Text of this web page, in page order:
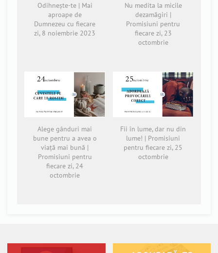
Odihnește-te | Mai
aproape de
Dumnezeu cu fiecare
zi, 8 noiembrie 2023
Nu medita la micile
dezamăgiri |
Promisiuni pentru
fiecare zi, 23
octombrie
Alege gânduri mai
bune pentru a avea o
viață mai bună |
Promisiuni pentru
fiecare zi, 24
octombrie
Fii în lume, dar nu din
lume! | Promisiuni
pentru fiecare zi, 25
octombrie